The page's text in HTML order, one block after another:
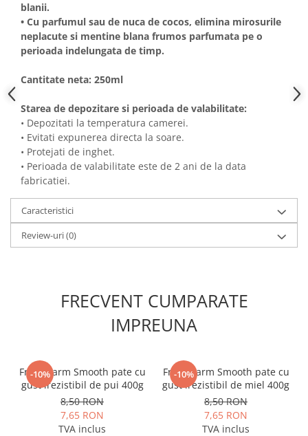
blanii.
• Cu parfumul sau de nuca de cocos, elimina mirosurile
neplacute si mentine blana frumos parfumata pe o
perioada indelungata de timp.
Cantitate neta: 250ml
Starea de depozitare si perioada de valabilitate:
• Depozitati la temperatura camerei.
• Evitati expunerea directa la soare.
• Protejati de inghet.
• Perioada de valabilitate este de 2 ani de la data
fabricatiei.
Caracteristici
Review-uri(0)
FRECVENT CUMPARATE
IMPREUNA
-10%
Fresh Farm Smooth pate cu
gust irezistibil de pui 400g
8,50 RON
7,65 RON
TVA inclus
-10%
Fresh Farm Smooth pate cu
gust irezistibil de miel 400g
8,50 RON
7,65 RON
TVA inclus